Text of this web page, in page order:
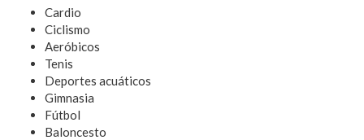
Cardio
Ciclismo
Aeróbicos
Tenis
Deportes acuáticos
Gimnasia
Fútbol
Baloncesto